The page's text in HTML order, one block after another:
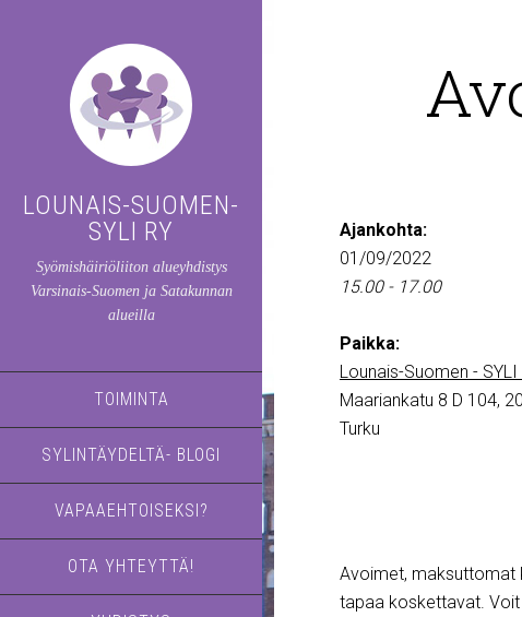
LOUNAIS-SUOMEN-
SYLI RY
Syömishäiriöliiton alueyhdistys
Varsinais-Suomen ja Satakunnan
alueilla
TOIMINTA
SYLINTÄYDELTÄ- BLOGI
VAPAAEHTOISEKSI?
OTA YHTEYTTÄ!
Ajankohta:
01/09/2022
15.00 - 17.00
Paikka:
Lounais-Suomen - SYLI
Maariankatu 8 D 104,
Turku
Avoimet, maksuttomat
tapaa koskettavat. Voit